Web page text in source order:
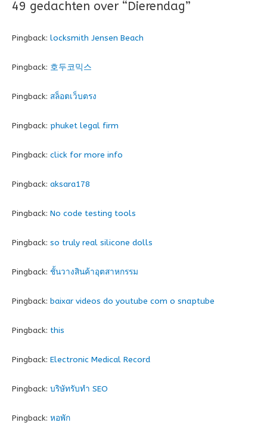
49 gedachten over “Dierendag”
Pingback: locksmith Jensen Beach
Pingback: 호두코믹스
Pingback: สล็อตเว็บตรง
Pingback: phuket legal firm
Pingback: click for more info
Pingback: aksara178
Pingback: No code testing tools
Pingback: so truly real silicone dolls
Pingback: ชั้นวางสินค้าอุตสาหกรรม
Pingback: baixar videos do youtube com o snaptube
Pingback: this
Pingback: Electronic Medical Record
Pingback: บริษัทรับทำ SEO
Pingback: หอพัก